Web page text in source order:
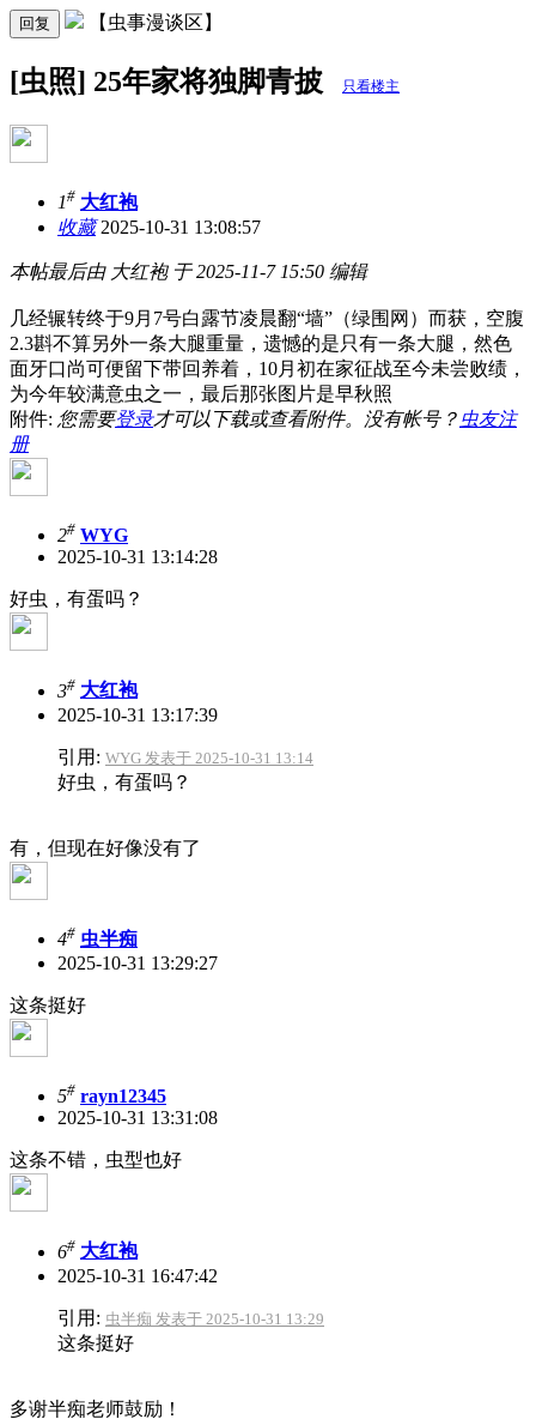
回复 【虫事漫谈区】
[虫照] 25年家将独脚青披 只看楼主
1# 大红袍
收藏2025-10-31 13:08:57
本帖最后由 大红袍 于 2025-11-7 15:50 编辑
几经辗转终于9月7号白露节凌晨翻“墙”（绿围网）而获，空腹
2.3斟不算另外一条大腿重量，遗憾的是只有一条大腿，然色
面牙口尚可便留下带回养着，10月初在家征战至今未尝败绩，
为今年较满意虫之一，最后那张图片是早秋照
附件: 您需要登录才可以下载或查看附件。没有帐号？ 虫友注
册
2# WYG
2025-10-31 13:14:28
好虫，有蛋吗？
3# 大红袍
2025-10-31 13:17:39
引用: WYG 发表于 2025-10-31 13:14
好虫，有蛋吗？
有，但现在好像没有了
4# 虫半痴
2025-10-31 13:29:27
这条挺好
5# rayn12345
2025-10-31 13:31:08
这条不错，虫型也好
6# 大红袍
2025-10-31 16:47:42
引用: 虫半痴 发表于 2025-10-31 13:29
这条挺好
多谢半痴老师鼓励！